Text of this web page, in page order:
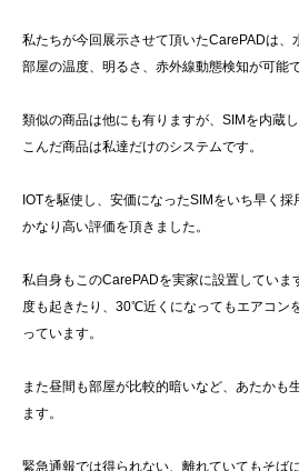
私たちが今回展示させて頂いたCarePADは、
部屋の温度、明るさ、赤外線動態検知が可能で
類似の商品は他にも有りますが、SIMを内蔵
こんだ商品は私達だけのシステムです。
IOTを駆使し、安価になったSIMをいち早く
かなり高い評価を頂きました。
私自身もこのCarePADを実家に設置していま
度も起きたり、30℃近くになってもエアコン
っています。
また昼間も部屋が比較的暗いなど、あたかも
ます。
緊急通報では得られない、離れていてもそば